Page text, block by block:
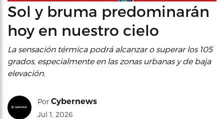
Sol y bruma predominarán
hoy en nuestro cielo
La sensación térmica podrá alcanzar o superar los 105
grados, especialmente en las zonas urbanas y de baja
elevación.
Por Cybernews
Jul 1, 2026